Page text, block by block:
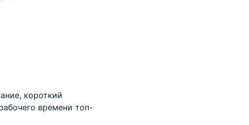
короткий
времени топ-